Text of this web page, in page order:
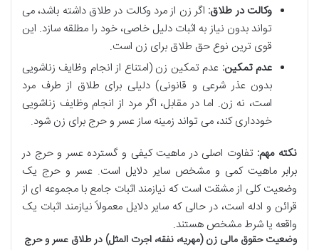
وکالت در طلاق: اگر زن از مرد وکالت در طلاق داشته باشد، می
تواند بدون نیاز به اثبات دلیل خاصی، خود را مطلقه سازد. این
قوی ترین نوع حق طلاق برای زن است.
عدم تمکین: عدم تمکین زن (امتناع از انجام وظایف زناشویی
بدون عذر شرعی و قانونی) دلیلی برای طلاق از طرف مرد
است، نه زن. اما در مقابل، اگر مرد از انجام وظایف زناشویی
خودداری کند، می تواند زمینه ساز عسر و حرج برای زن شود.
نکته مهم: تفاوت اصلی در ماهیت کیفی و گسترده عسر و حرج در
برابر ماهیت کمی و مشخص سایر دلایل است. عسر و حرج یک
وضعیت کلی از مشقت است که نیازمند اثبات جامع با مجموعه ای از
قرائن و ادله است، در حالی که سایر دلایل معمولاً نیازمند اثبات یک
واقعه یا شرط مشخص هستند.
وضعیت حقوق مالی زن (مهریه، نفقه، اجرت المثل) در طلاق عسر و حرج